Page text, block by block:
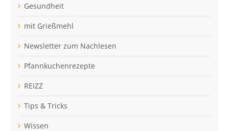
Gesundheit
mit Grießmehl
Newsletter zum Nachlesen
Pfannkuchenrezepte
REIZZ
Tips & Tricks
Wissen